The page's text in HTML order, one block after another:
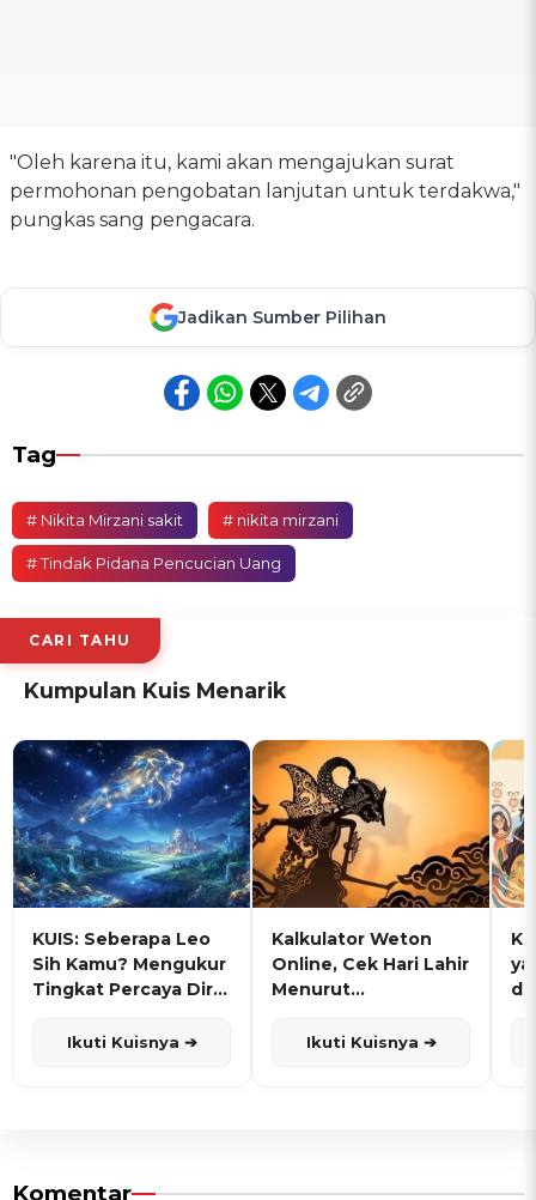
"Oleh karena itu, kami akan mengajukan surat
permohonan pengobatan lanjutan untuk terdakwa,"
pungkas sang pengacara.
Jadikan Sumber Pilihan
Tag
# Nikita Mirzani sakit # nikita mirzani
# Tindak Pidana Pencucian Uang
CARI TAHU
Kumpulan Kuis Menarik
KUIS: Seberapa Leo
Sih Kamu? Mengukur
Tingkat Percaya Diri
Ikuti Kuisnya ➔
Kalkulator Weton
Online, Cek Hari Lahir
Menurut
Ikuti Kuisnya ➔
Komentar